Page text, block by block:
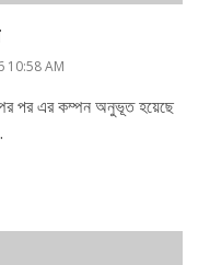
10:58 AM
পর এর কম্পন অনুভূত হয়েছে